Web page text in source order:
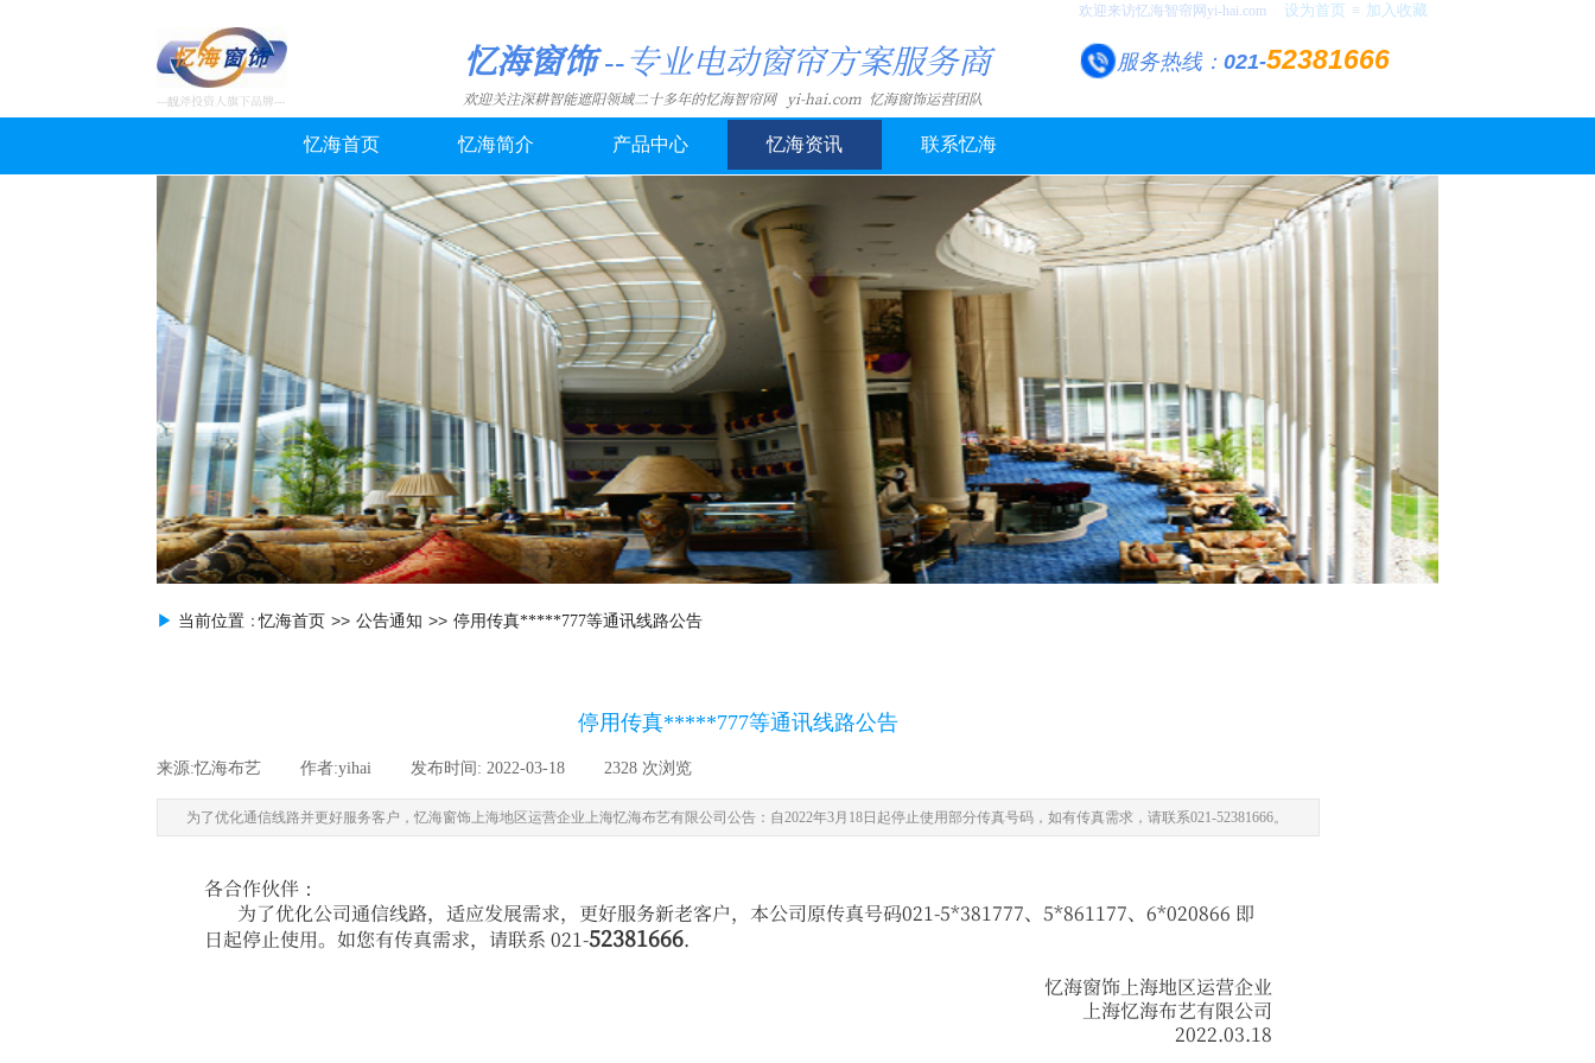
欢迎来访忆海智帘网yi-hai.com 设为首页 ≡ 加入收藏
忆海窗饰--专业电动窗帘方案服务商 服务热线： 021-52381666
欢迎关注深耕智能遮阳领域二十多年的忆海智帘网 yi-hai.com 忆海窗饰运营团队
---靓斧投资人旗下品牌---
忆海首页 忆海简介 产品中心 忆海资讯 联系忆海
忆海布艺业务平移行业知名品牌靓斧智帘 平台f021.cn
主体业务和法律关系不变，原签订的合同继续有效，原有的业务关系和服务承诺保持不变。
衷心感谢您一贯的支持和关注，我们将一如既往地和您保持愉快的合作关系，并希望继续得到您的关注和支持！
▶ 当前位置 ：忆海首页 >> 公告通知 >> 停用传真*****777等通讯线路公告
停用传真*****777等通讯线路公告
来源:忆海布艺 作者:yihai 发布时间: 2022-03-18 2328 次浏览
为了优化通信线路并更好服务客户，忆海窗饰上海地区运营企业上海忆海布艺有限公司公告：自2022年3月18日起停止使用部分传真号码，如有传真需求，请联系021-52381666。
各合作伙伴：
为了优化公司通信线路，适应发展需求，更好服务新老客户，本公司原传真号码021-5*381777、5*861177、6*020866 即
日起停止使用。如您有传真需求，请联系 021-52381666.
忆海窗饰上海地区运营企业
上海忆海布艺有限公司
2022.03.18